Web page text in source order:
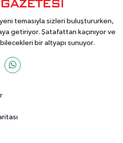
temasıyla sizleri buluştururken,
getiriyor. Şatafattan kaçınıyor ve
bir altyapı sunuyor.